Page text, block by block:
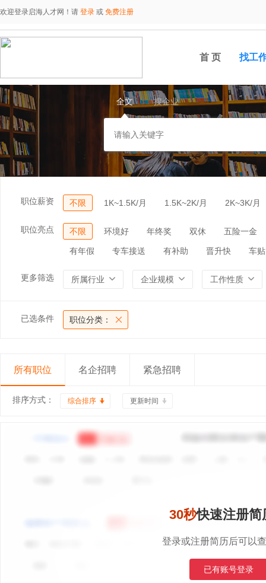
欢迎登录启海人才网！请 登录 或 免费注册
首 页 找工
全文 搜企业
职位薪资 不限 1K~1.5K/月 1.5K~2K/月 2K~3K/月
职位亮点 不限 环境好 年终奖 双休 五险一金
有年假 专车接送 有补助 晋升快 车贴
更多筛选 所属行业 企业规模 工作性质
已选条件 职位分类：
所有职位 名企招聘 紧急招聘
排序方式： 综合排序 更新时间
30秒快速注册简
登录或注册简历后可以
已有账号登录